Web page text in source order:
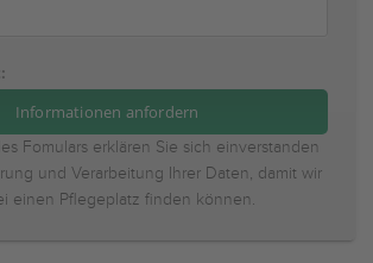
Fomulars erklären Sie sich einverstanden
und Verarbeitung Ihrer Daten, damit wir
einen Pflegeplatz finden können.